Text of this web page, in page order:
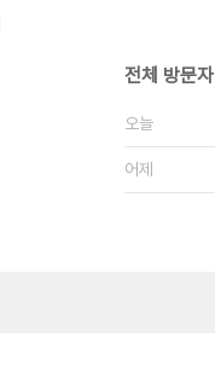
전체 방문자
오늘
어제